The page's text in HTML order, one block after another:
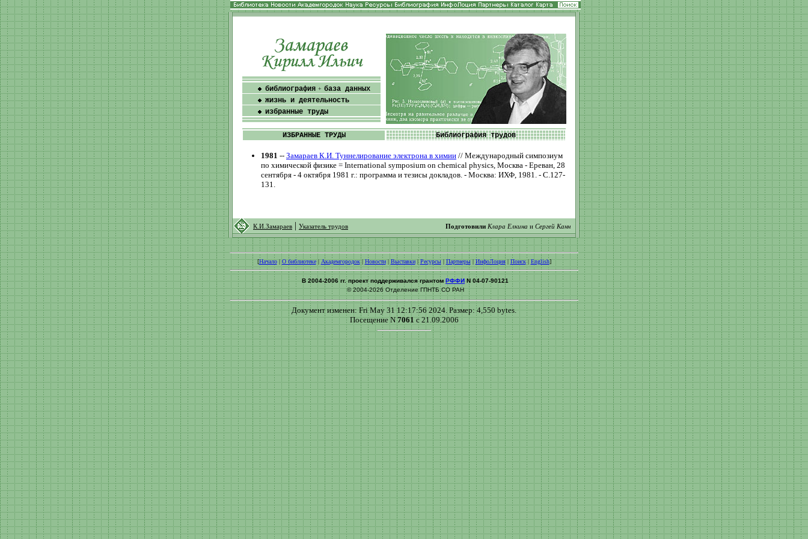
библиография + база данных
жизнь и деятельность
избранные труды
ИЗБРАННЫЕ ТРУДЫ Библиография трудов
1981 -- Замараев К.И. Туннелирование электрона в химии // Международный симпозиум
по химической физике = International symposium on chemical physics, Москва - Ереван, 28
сентября - 4 октября 1981 г.: программа и тезисы докладов. - Москва: ИХФ, 1981. - С.127-
131.
К.И.Замараев | Указатель трудов Подготовили Клара Елкина и Сергей Канн
[Начало|О библиотеке|Академгородок|Новости|Выставки|Ресурсы|Партнеры|ИнфоЛоция|Поиск|English]
В 2004-2006 гг. проект поддерживался грантомРФФИN 04-07-90121
© 2004-2026 Отделение ГПНТБ СО РАН
Документ изменен: Fri May 31 12:17:56 2024. Размер: 4,550 bytes.
Посещение N7061с 21.09.2006